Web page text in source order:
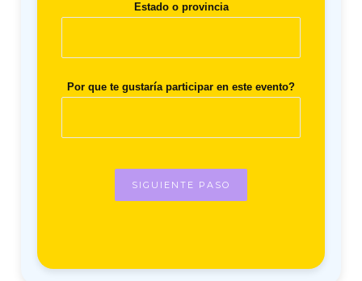
Estado o provincia
Por que te gustaría participar en este evento?